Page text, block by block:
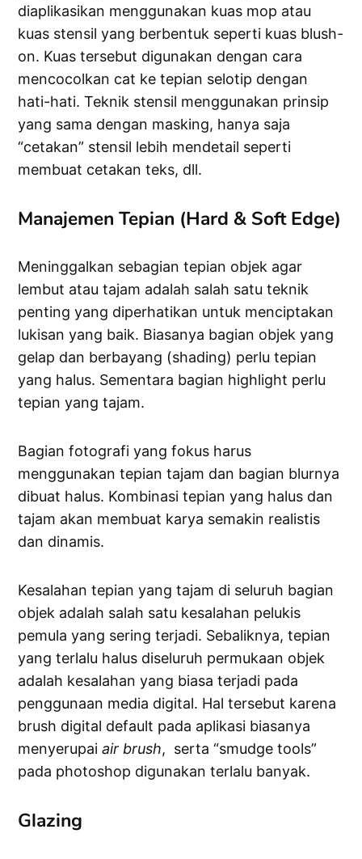
diaplikasikan menggunakan kuas mop atau
kuas stensil yang berbentuk seperti kuas blush-
on. Kuas tersebut digunakan dengan cara
mencocolkan cat ke tepian selotip dengan
hati-hati. Teknik stensil menggunakan prinsip
yang sama dengan masking, hanya saja
“cetakan” stensil lebih mendetail seperti
membuat cetakan teks, dll.
Manajemen Tepian (Hard & Soft Edge)
Meninggalkan sebagian tepian objek agar
lembut atau tajam adalah salah satu teknik
penting yang diperhatikan untuk menciptakan
lukisan yang baik. Biasanya bagian objek yang
gelap dan berbayang (shading) perlu tepian
yang halus. Sementara bagian highlight perlu
tepian yang tajam.
Bagian fotografi yang fokus harus
menggunakan tepian tajam dan bagian blurnya
dibuat halus. Kombinasi tepian yang halus dan
tajam akan membuat karya semakin realistis
dan dinamis.
Kesalahan tepian yang tajam di seluruh bagian
objek adalah salah satu kesalahan pelukis
pemula yang sering terjadi. Sebaliknya, tepian
yang terlalu halus diseluruh permukaan objek
adalah kesalahan yang biasa terjadi pada
penggunaan media digital. Hal tersebut karena
brush digital default pada aplikasi biasanya
menyerupaiair brush, serta “smudge tools”
pada photoshop digunakan terlalu banyak.
Glazing